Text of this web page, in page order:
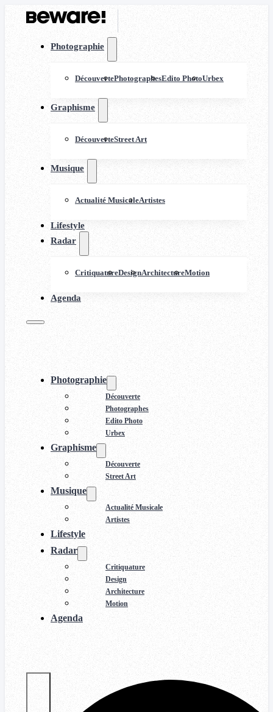
Photographie
DécouvertePhotographesEdito PhotoUrbex
Graphisme
DécouverteStreet Art
Musique
Actualité MusicaleArtistes
Lifestyle
Radar
CritiquatureDesignArchitectureMotion
Agenda
Photographie
Découverte
Photographes
Edito Photo
Urbex
Graphisme
Découverte
Street Art
Musique
Actualité Musicale
Artistes
Lifestyle
Radar
Critiquature
Design
Architecture
Motion
Agenda